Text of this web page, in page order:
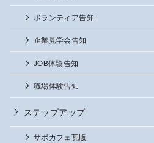
ボランティア告知
企業見学会告知
JOB体験告知
職場体験告知
ステップアップ
サポカフェ瓦版